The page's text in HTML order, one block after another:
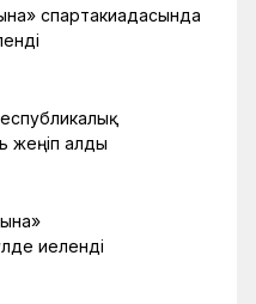
спартакиадасында
жеңіп алды
иеленді